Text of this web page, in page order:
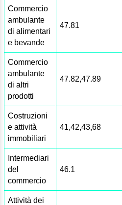
Commercio
ambulante
di alimentari
e bevande
47.81
Commercio
ambulante
di altri
prodotti
47.82,47.89
Costruzioni
e attività
immobiliari
41,42,43,68
Intermediari
del
commercio
46.1
Attività dei